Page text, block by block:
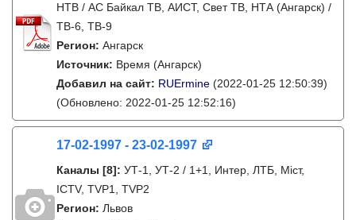
НТВ / АС Байкал ТВ, АИСТ, Свет ТВ, НТА (Ангарск) /
ТВ-6, ТВ-9
Регион: Ангарск
Источник: Время (Ангарск)
Добавил на сайт: RUErmine (2022-01-25 12:50:39)
(Обновлено: 2022-01-25 12:52:16)
17-02-1997 - 23-02-1997
Каналы [8]: УТ-1, УТ-2 / 1+1, Интер, ЛТБ, Міст,
ICTV, TVP1, TVP2
Регион: Львов